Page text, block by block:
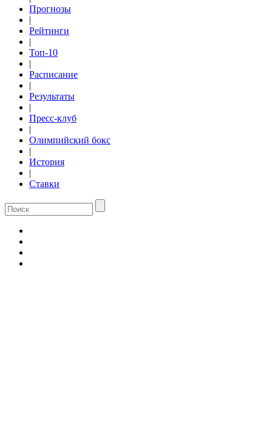
Прогнозы
|
Рейтинги
|
Топ-10
|
Расписание
|
Результаты
|
Пресс-клуб
|
Олимпийский бокс
|
История
|
Ставки